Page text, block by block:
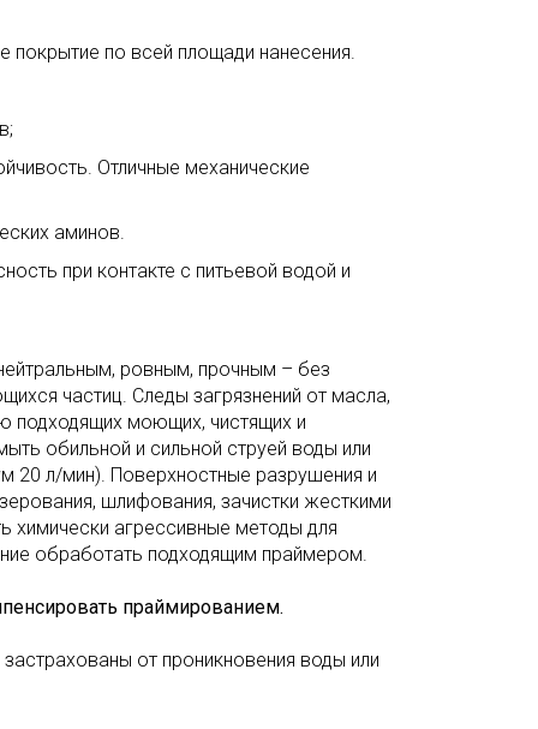
по всей площади нанесения.
Отличные механические
аминов.
при контакте с питьевой водой и
ровным, прочным – без
частиц. Следы загрязнений от масла,
подходящих моющих, чистящих и
обильной и сильной струей воды или
20 л/мин). Поверхностные разрушения и
шлифования, зачистки жесткими
химически агрессивные методы для
обработать подходящим праймером.
праймированием.
от проникновения воды или